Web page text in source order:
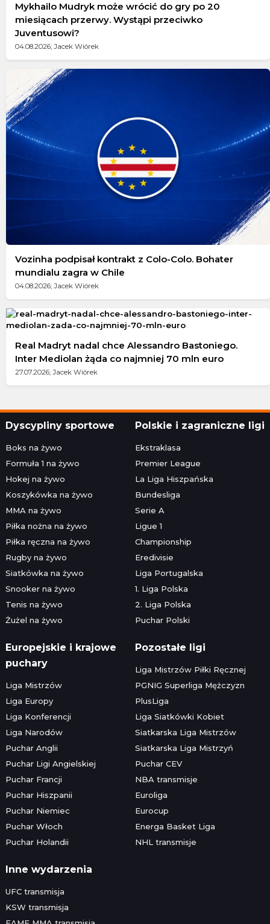
Mykhailo Mudryk może wrócić do gry po 20
miesiącach przerwy. Wystąpi przeciwko
Juventusowi?
04.08.2026; Jacek Wiórek
Vozinha podpisał kontrakt z Colo-Colo. Bohater
mundialu zagra w Chile
04.08.2026; Jacek Wiórek
Real Madryt nadal chce Alessandro Bastoniego.
Inter Mediolan żąda co najmniej 70 mln euro
27.07.2026; Jacek Wiórek
Dyscypliny sportowe
Boks na żywo
Formuła 1 na żywo
Hokej na żywo
Koszykówka na żywo
MMA na żywo
Piłka nożna na żywo
Piłka ręczna na żywo
Rugby na żywo
Siatkówka na żywo
Snooker na żywo
Tenis na żywo
Żużel na żywo
Polskie i zagraniczne ligi
Ekstraklasa
Premier League
La Liga Hiszpańska
Bundesliga
Serie A
Ligue 1
Championship
Eredivisie
Liga Portugalska
1. Liga Polska
2. Liga Polska
Puchar Polski
Europejskie i krajowe
puchary
Liga Mistrzów
Liga Europy
Liga Konferencji
Liga Narodów
Puchar Anglii
Puchar Ligi Angielskiej
Puchar Francji
Puchar Hiszpanii
Puchar Niemiec
Puchar Włoch
Puchar Holandii
Pozostałe ligi
Liga Mistrzów Piłki Ręcznej
PGNIG Superliga Mężczyzn
PlusLiga
Liga Siatkówki Kobiet
Siatkarska Liga Mistrzów
Siatkarska Liga Mistrzyń
Puchar CEV
NBA transmisje
Euroliga
Eurocup
Energa Basket Liga
NHL transmisje
Inne wydarzenia
UFC transmisja
KSW transmisja